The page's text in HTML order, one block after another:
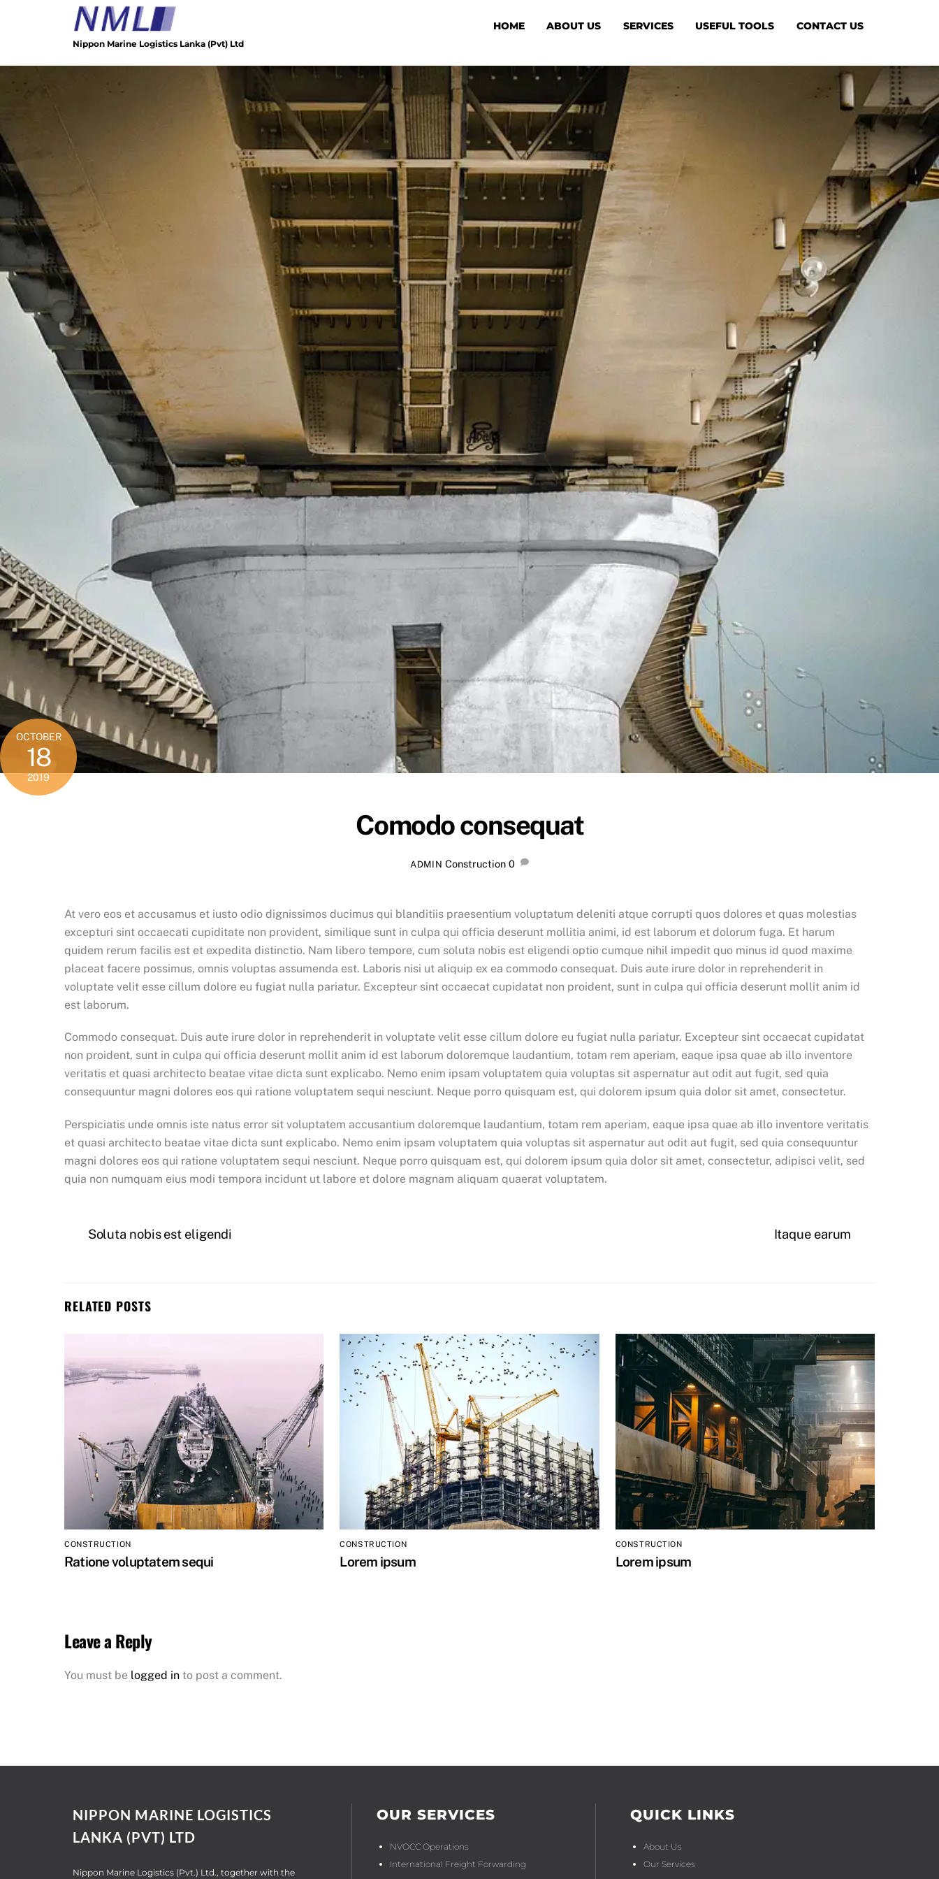
Nippon Marine Logistics Lanka (Pvt) Ltd
HOME ABOUT US SERVICES USEFUL TOOLS CONTACT US
OCTOBER
18
2019
Comodo consequat
ADMIN Construction 0
At vero eos et accusamus et iusto odio dignissimos ducimus qui blanditiis praesentium voluptatum deleniti atque corrupti quos dolores et quas molestias
excepturi sint occaecati cupiditate non provident, similique sunt in culpa qui officia deserunt mollitia animi, id est laborum et dolorum fuga. Et harum
quidem rerum facilis est et expedita distinctio. Nam libero tempore, cum soluta nobis est eligendi optio cumque nihil impedit quo minus id quod maxime
placeat facere possimus, omnis voluptas assumenda est. Laboris nisi ut aliquip ex ea commodo consequat. Duis aute irure dolor in reprehenderit in
voluptate velit esse cillum dolore eu fugiat nulla pariatur. Excepteur sint occaecat cupidatat non proident, sunt in culpa qui officia deserunt mollit anim id
est laborum.
Commodo consequat. Duis aute irure dolor in reprehenderit in voluptate velit esse cillum dolore eu fugiat nulla pariatur. Excepteur sint occaecat cupidatat
non proident, sunt in culpa qui officia deserunt mollit anim id est laborum doloremque laudantium, totam rem aperiam, eaque ipsa quae ab illo inventore
veritatis et quasi architecto beatae vitae dicta sunt explicabo. Nemo enim ipsam voluptatem quia voluptas sit aspernatur aut odit aut fugit, sed quia
consequuntur magni dolores eos qui ratione voluptatem sequi nesciunt. Neque porro quisquam est, qui dolorem ipsum quia dolor sit amet, consectetur.
Perspiciatis unde omnis iste natus error sit voluptatem accusantium doloremque laudantium, totam rem aperiam, eaque ipsa quae ab illo inventore veritatis
et quasi architecto beatae vitae dicta sunt explicabo. Nemo enim ipsam voluptatem quia voluptas sit aspernatur aut odit aut fugit, sed quia consequuntur
magni dolores eos qui ratione voluptatem sequi nesciunt. Neque porro quisquam est, qui dolorem ipsum quia dolor sit amet, consectetur, adipisci velit, sed
quia non numquam eius modi tempora incidunt ut labore et dolore magnam aliquam quaerat voluptatem.
Soluta nobis est eligendi Itaque earum
RELATED POSTS
CONSTRUCTION
Ratione voluptatem sequi
CONSTRUCTION
Lorem ipsum
CONSTRUCTION
Lorem ipsum
Leave a Reply
You must be logged in to post a comment.
NIPPON MARINE LOGISTICS
LANKA (PVT) LTD
Nippon Marine Logistics (Pvt.) Ltd., together with the
OUR SERVICES
NVOCC Operations
International Freight Forwarding
QUICK LINKS
About Us
Our Services